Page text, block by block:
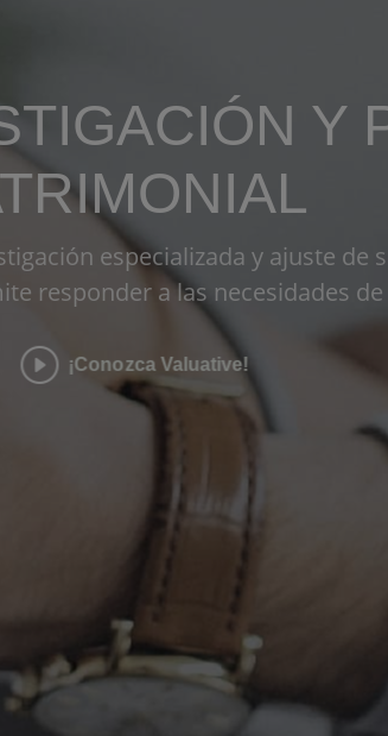
Y
especializada y ajuste de
responder a las necesidades
¡Conozca Valuative!